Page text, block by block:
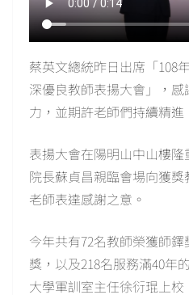
蔡英文總統昨日出席「108
深優良教師表揚大會」，
力，並期許老師們持續精進
表揚大會在陽明山中山樓
院長蘇貞昌親臨會場向獲
老師表達感謝之意。
今年共有72名教師榮獲師
獎，以及218名服務滿40年
大學軍訓室主任徐衍琨上